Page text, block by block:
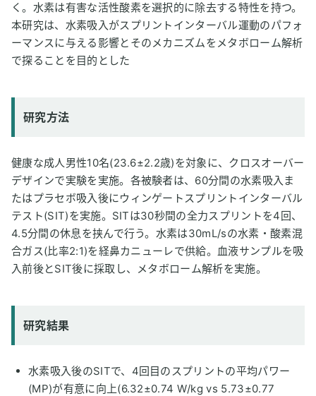
く。水素は有害な活性酸素を選択的に除去する特性を持つ。
本研究は、水素吸入がスプリントインターバル運動のパフォ
ーマンスに与える影響とそのメカニズムをメタボローム解析
で探ることを目的とした
研究方法
健康な成人男性10名(23.6±2.2歳)を対象に、クロスオーバー
デザインで実験を実施。各被験者は、60分間の水素吸入ま
たはプラセボ吸入後にウィンゲートスプリントインターバル
テスト(SIT)を実施。SITは30秒間の全力スプリントを4回、
4.5分間の休息を挟んで行う。水素は30mL/sの水素・酸素混
合ガス(比率2:1)を経鼻カニューレで供給。血液サンプルを吸
入前後とSIT後に採取し、メタボローム解析を実施。
研究結果
水素吸入後のSITで、4回目のスプリントの平均パワー
(MP)が有意に向上(6.32±0.74 W/kg vs 5.73±0.77